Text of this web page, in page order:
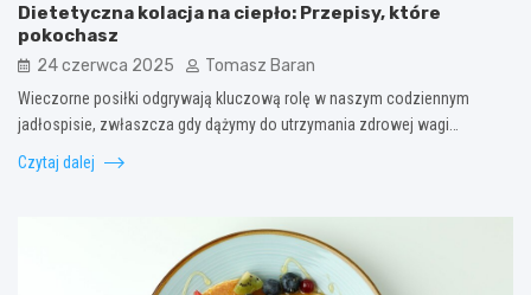
Dietetyczna kolacja na ciepło: Przepisy, które
pokochasz
24 czerwca 2025 Tomasz Baran
Wieczorne posiłki odgrywają kluczową rolę w naszym codziennym
jadłospisie, zwłaszcza gdy dążymy do utrzymania zdrowej wagi…
Czytaj dalej